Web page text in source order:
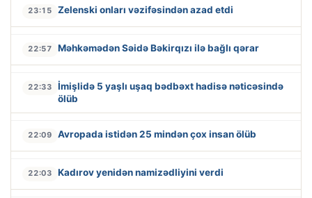
23:15 Zelenski onları vəzifəsindən azad etdi
22:57 Məhkəmədən Səidə Bəkirqızı ilə bağlı qərar
22:33
İmişlidə 5 yaşlı uşaq bədbəxt hadisə nəticəsində
ölüb
22:09 Avropada istidən 25 mindən çox insan ölüb
22:03 Kadırov yenidən namizədliyini verdi